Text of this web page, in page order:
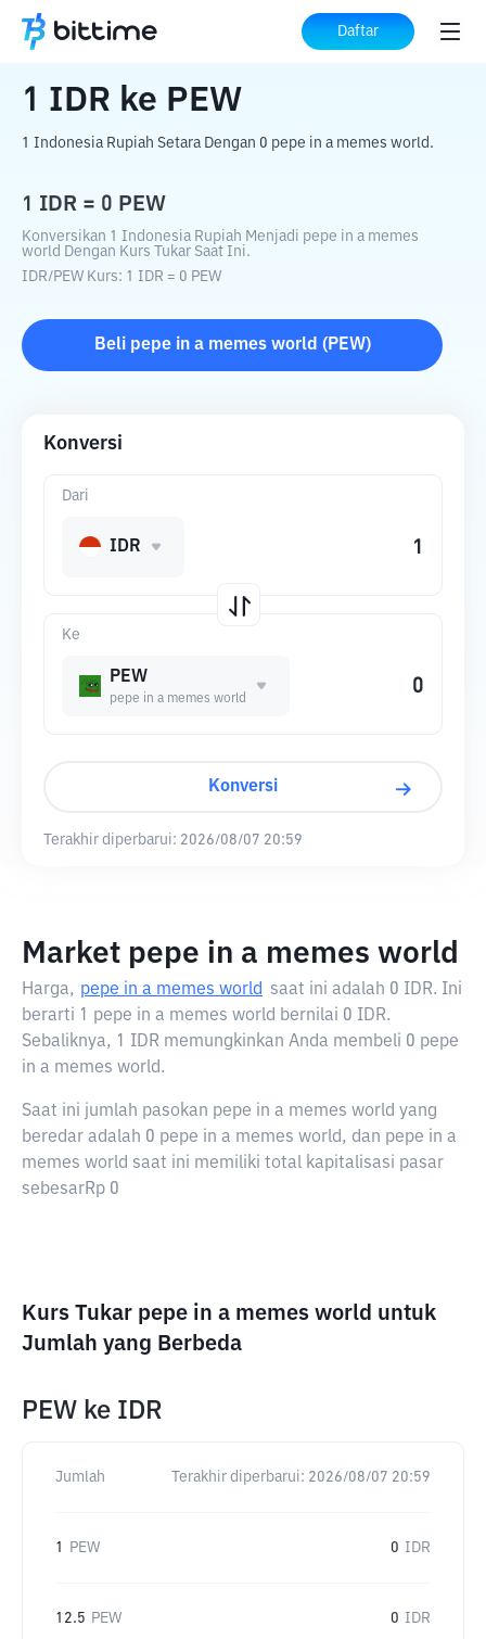
Daftar
Beranda Konverter Kripto ke PEW
1 IDR ke PEW
1 Indonesia Rupiah Setara Dengan 0 pepe in a memes world.
1 IDR = 0 PEW
Konversikan 1 Indonesia Rupiah Menjadi pepe in a memes
world Dengan Kurs Tukar Saat Ini.
IDR/PEW Kurs: 1 IDR = 0 PEW
Beli pepe in a memes world ( PEW)
Konversi
Ke
PEW
pepe in a memes world
Dari
IDR
Konversi
Terakhir diperbarui: 2026/08/07 20:59
Market pepe in a memes world
Harga, pepe in a memes world saat ini adalah 0 IDR. Ini
berarti 1 pepe in a memes world bernilai 0 IDR.
Sebaliknya, 1 IDR memungkinkan Anda membeli 0 pepe
in a memes world.
Saat ini jumlah pasokan pepe in a memes world yang
beredar adalah 0 pepe in a memes world, dan pepe in a
memes world saat ini memiliki total kapitalisasi pasar
sebesarRp 0
Kurs Tukar pepe in a memes world untuk
Jumlah yang Berbeda
PEW ke IDR
Jumlah Terakhir diperbarui: 2026/08/07 20:59
1 PEW 0 IDR
12.5 PEW 0 IDR